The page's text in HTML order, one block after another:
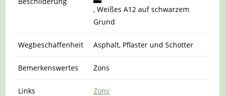
, Weißes A12 auf schwarzem
Grund
Wegbeschaffenheit Asphalt, Pflaster und Schotter
Bemerkenswertes Zons
Links Zons